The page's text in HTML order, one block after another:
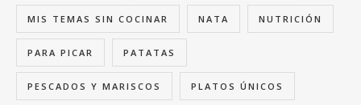
MIS TEMAS SIN COCINAR NATA NUTRICIÓN
PARA PICAR PATATAS
PESCADOS Y MARISCOS PLATOS ÚNICOS